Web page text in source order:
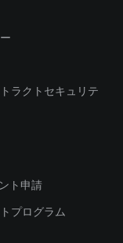
ラクトセキュリテ
ト申請
プログラム